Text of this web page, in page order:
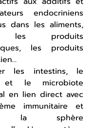
endocriniens
dans les aliments,
les produits
les produits
les intestins, le
et le microbiote
en lien direct avec
immunitaire et
la sphère